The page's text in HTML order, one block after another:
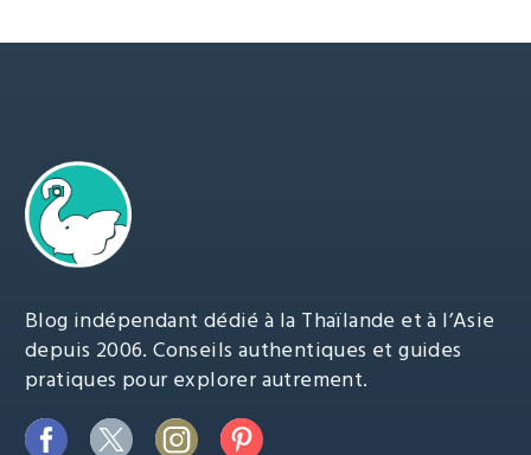
Blog indépendant dédié à la Thaïlande et à l’Asie
depuis 2006. Conseils authentiques et guides
pratiques pour explorer autrement.